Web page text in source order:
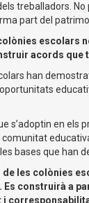
treballadors.
part del
escolars
acords que
han
s’adoptin en
bases que han
de les colònies
construirà a
i